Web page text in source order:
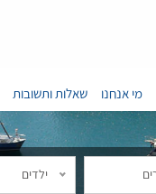
מי אנחנו שאלות ותשובות
ילדים